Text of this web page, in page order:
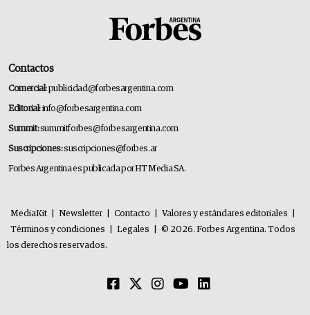
Contactos
Comercial:publicidad@forbesargentina.com
Editorial:info@forbesargentina.com
Summit:summitforbes@forbesargentina.com
Suscripciones:suscripciones@forbes.ar
Forbes Argentina es publicada por HT Media SA.
MediaKit Newsletter Contacto Valores y estándares editoriales
Términos y condiciones
Legales
© 2026. Forbes Argentina. Todos
los derechos reservados.